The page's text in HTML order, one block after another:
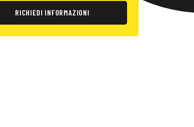
RICHIEDI INFORMAZIONI